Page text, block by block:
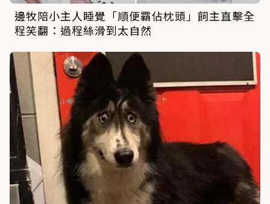
邊牧陪小主人睡覺「順便霸佔枕頭」飼主直擊全
程笑翻：過程絲滑到太自然